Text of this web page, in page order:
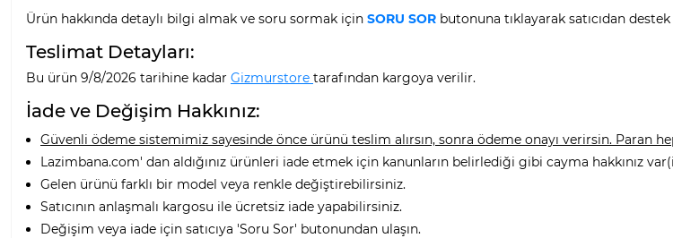
Ürün hakkında detaylı bilgi almak ve soru sormak için SORU SOR butonuna tıklayarak satıcıdan
Teslimat Detayları:
Bu ürün 9/8/2026 tarihine kadar Gizmurstore tarafından kargoya verilir.
İade ve Değişim Hakkınız:
Güvenli ödeme sistemimiz sayesinde önce ürünü teslim alırsın, sonra ödeme onayı verirsin. Paran
Lazimbana.com' dan aldığınız ürünleri iade etmek için kanunların belirlediği gibi cayma hakkınız
Gelen ürünü farklı bir model veya renkle değiştirebilirsiniz.
Satıcının anlaşmalı kargosu ile ücretsiz iade yapabilirsiniz.
Değişim veya iade için satıcıya 'Soru Sor' butonundan ulaşın.